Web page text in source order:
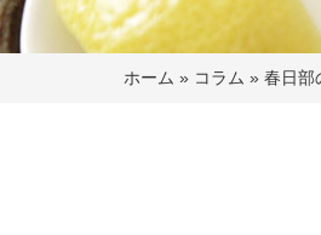
ホーム » コラム » 春日部